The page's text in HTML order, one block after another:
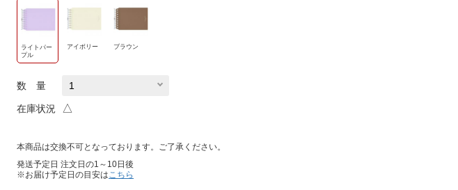
ライトパー
プル
アイボリー ブラウン
数 量
在庫状況 △
本商品は交換不可となっております。ご了承ください。
発送予定日 注文日の1～10日後
※お届け予定日の目安はこちら